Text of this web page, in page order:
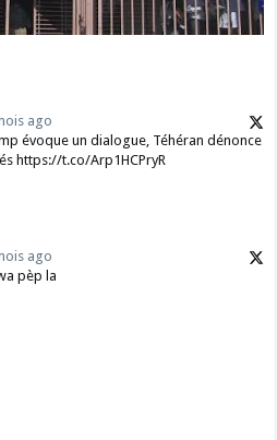
ago
évoque un dialogue, Téhéran dénonce
https://t.co/Arp1HCPryR
ago
pèp la